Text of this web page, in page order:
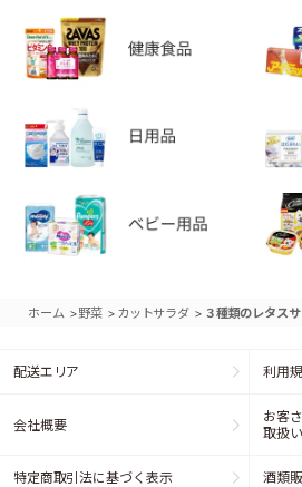
ホーム >野菜 > カットサラダ > ３種類のレタス
配送エリア 利用
会社概要
お客
取扱
特定商取引法に基づく表示 酒類